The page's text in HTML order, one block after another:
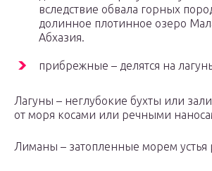
вследствие обвала горных
долинное плотинное озеро
Абхазия.
прибрежные – делятся на
Лагуны – неглубокие бухты или
от моря косами или речными
Лиманы – затопленные морем устья